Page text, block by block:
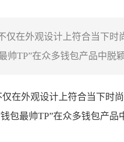
在外观设计上符合当下
TP”在众多钱包产品中脱
在外观设计上符合当下时
包最帅TP”在众多钱包产